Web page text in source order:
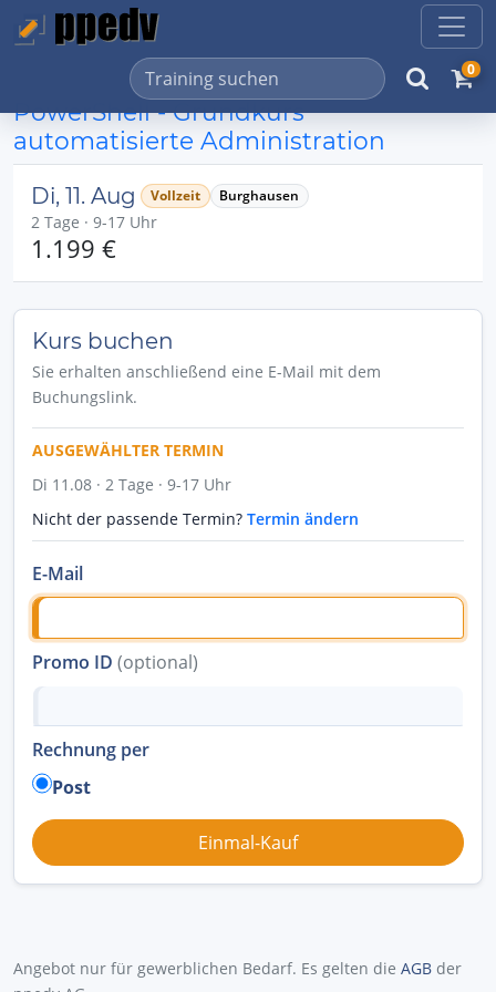
0
PowerShell - Grundkurs
automatisierte Administration
Di, 11. Aug Vollzeit Burghausen
2 Tage · 9-17 Uhr
1.199 €
Kurs buchen
Sie erhalten anschließend eine E-Mail mit dem
Buchungslink.
AUSGEWÄHLTER TERMIN
Di 11.08 · 2 Tage · 9-17 Uhr
Nicht der passende Termin? Termin ändern
E-Mail
Promo ID (optional)
Rechnung per
Post
Angebot nur für gewerblichen Bedarf. Es gelten die AGB der